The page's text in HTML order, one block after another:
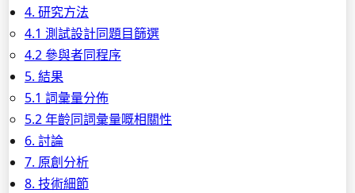
4. 研究方法
4.1 測試設計同題目篩選
4.2 參與者同程序
5. 結果
5.1 詞彙量分佈
5.2 年齡同詞彙量嘅相關性
6. 討論
7. 原創分析
8. 技術細節